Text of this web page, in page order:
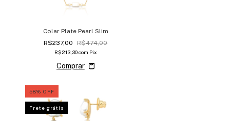
Colar Plate Pearl Slim
R$237,00
R$474,00
R$213,30com Pix
58% OFF
Frete grátis